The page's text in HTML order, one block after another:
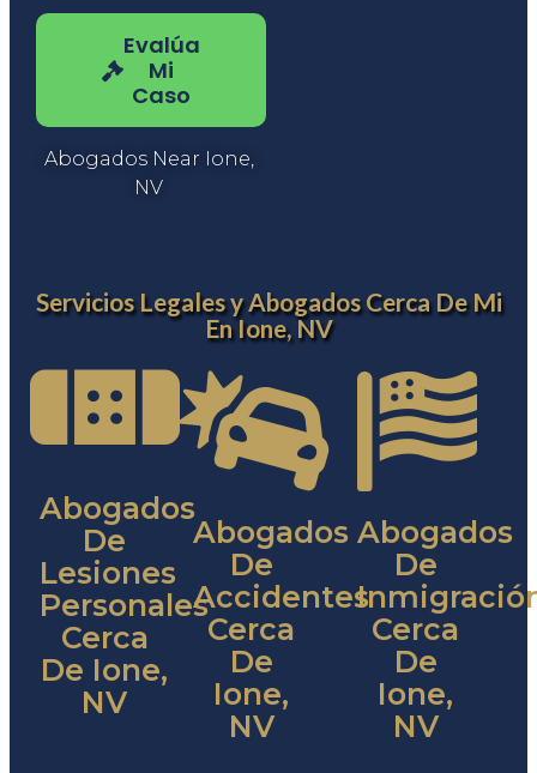
Evalúa
Mi
Caso
Abogados Near Ione,
NV
Servicios Legales y Abogados Cerca De Mi
En Ione, NV
Abogados
De
Lesiones
Personales
Cerca
De Ione,
NV
Abogados
De
Accidentes
Cerca
De
Ione,
NV
Abogados
De
Cerca
De
Ione,
NV